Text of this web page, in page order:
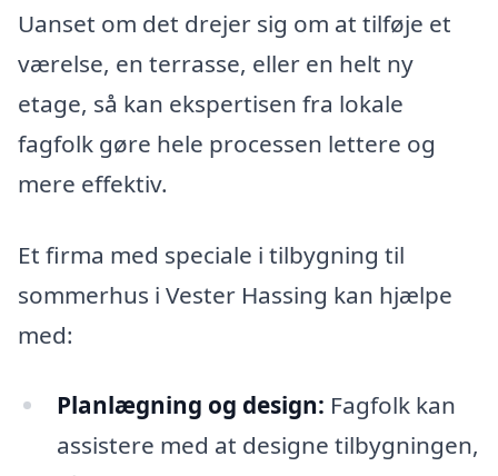
Uanset om det drejer sig om at tilføje et
værelse, en terrasse, eller en helt ny
etage, så kan ekspertisen fra lokale
fagfolk gøre hele processen lettere og
mere effektiv.
Et firma med speciale i tilbygning til
sommerhus i Vester Hassing kan hjælpe
med:
Planlægning og design: Fagfolk kan
assistere med at designe tilbygningen,